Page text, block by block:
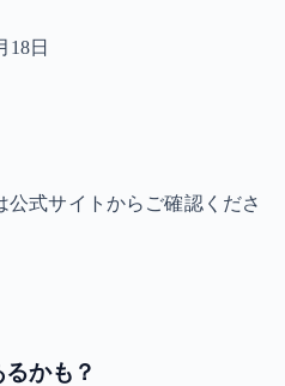
18日
式サイトからご確認くださ
かも？